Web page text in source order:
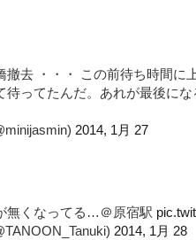
撤去 ・・・ この前待ち時間に
待ってたんだ。あれが最後にな
2014, 1月 27
無くなってる…＠原宿駅
2014, 1月 28